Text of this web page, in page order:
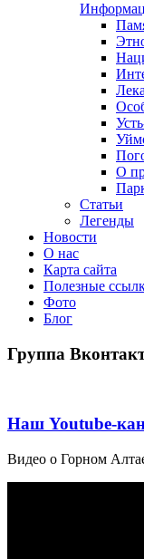
О
Статьи
Легенды
Новости
О нас
Карта сайта
Полезные
Фото
Блог
Группа
Наш Youtube-
Видео о Горном